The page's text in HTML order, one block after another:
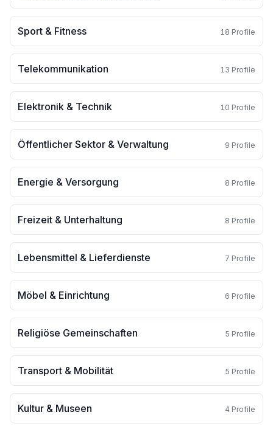
Sport & Fitness 18 Profile
Telekommunikation 13 Profile
Elektronik & Technik 10 Profile
Öffentlicher Sektor & Verwaltung 9 Profile
Energie & Versorgung 8 Profile
Freizeit & Unterhaltung 8 Profile
Lebensmittel & Lieferdienste 7 Profile
Möbel & Einrichtung 6 Profile
Religiöse Gemeinschaften 5 Profile
Transport & Mobilität 5 Profile
Kultur & Museen 4 Profile